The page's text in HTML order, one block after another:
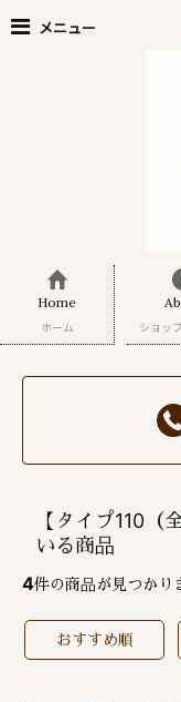
メニュー
Home
ホーム
ショッ
【タイプ110
いる商品
4件の商品が見つかり
おすすめ順